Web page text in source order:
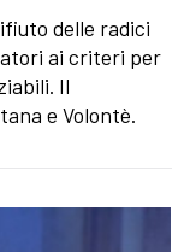
delle radici
ai criteri per
Il
e Volontè.